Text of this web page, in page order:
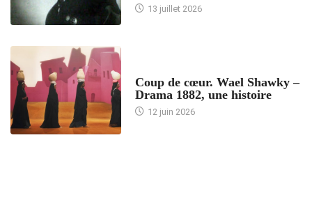
13 juillet 2026
Coup de cœur. Wael Shawky –
Drama 1882, une histoire
12 juin 2026